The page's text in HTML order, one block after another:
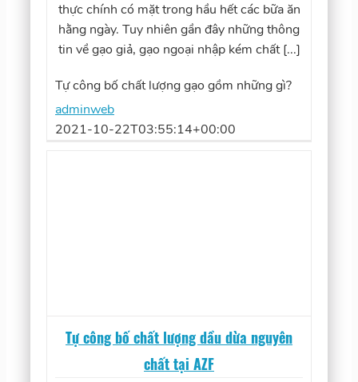
thực chính có mặt trong hầu hết các bữa ăn
hằng ngày. Tuy nhiên gần đây những thông
tin về gạo giả, gạo ngoại nhập kém chất [...]
Tự công bố chất lượng gạo gồm những gì?
adminweb
2021-10-22T03:55:14+00:00
Tự công bố chất lượng dầu dừa nguyên
chất tại AZF